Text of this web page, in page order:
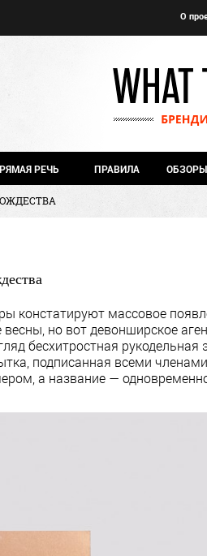
О
РЕЧЬ ПРАВИЛА ОБЗОРЫ
констатируют массовое
но вот девонширское
бесхитростная
подписанная всеми
а название —